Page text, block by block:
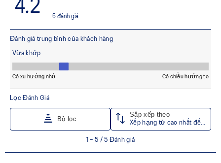
MAGIC Ventilation
Các lỗ thoáng khí ở đáy giày kết nối trực tiếp với bên trong
giày. Khi kết hợp với lót giày thông gió, cho phép nhiệt từ
lòng bàn chân thoát ra ngoài, giúp giảm cảm giác khó chịu
và hạn chế quá nhiệt.
Các rãnh trên đế ngoài giúp cải thiện khả năng xoay,
tăng sự linh hoạt và thúc đẩy chuyển tiếp mượt mà
Lớp lót giày được sản xuất bằng công nghệ nhuộm
dung dịch, giúp giảm khoảng 33% lượng nước sử dụng
và khoảng 45% lượng khí thải carbon so với công nghệ
nhuộm truyền thống.